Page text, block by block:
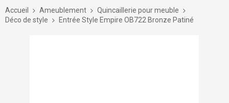
contenu
Accueil Ameublement
Quincaillerie pour meuble
Déco de style
Entrée Style Empire OB722 Bronze Patiné